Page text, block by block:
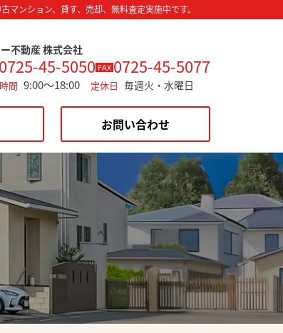
ンション、貸す、売却、無料査定実施中です。
不動産 株式会社
0725-45-5050 FAX 0725-45-5077
間 9:00～18:00 定休日 毎週火・水曜日
お問い合わせ